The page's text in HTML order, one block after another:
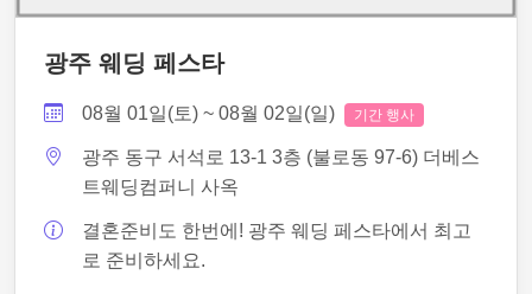
광주 웨딩 페스타
08월 01일(토) ~ 08월 02일(일) 기간 행사
광주 동구 서석로 13-1 3층 (불로동 97-6) 더베스
트웨딩컴퍼니 사옥
결혼준비도 한번에! 광주 웨딩 페스타에서 최고
로 준비하세요.